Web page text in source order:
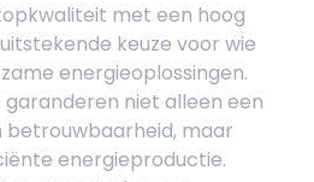
met een hoog
keuze voor wie
energieoplossingen.
niet alleen een
betrouwbaarheid, maar
energieproductie.